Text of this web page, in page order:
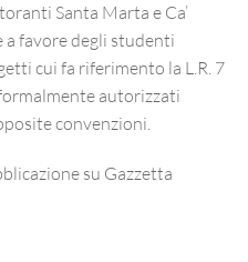
Santa Marta e Ca’
favore degli studenti
cui fa riferimento la L.R. 7
autorizzati
convenzioni.
su Gazzetta